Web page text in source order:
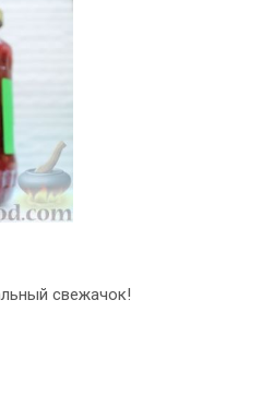
свежачок!